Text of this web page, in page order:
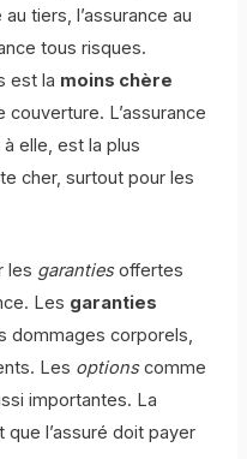
tiers, l’assurance au
tous risques.
est la moins chère
L’assurance
elle, est la plus
cher, surtout pour les
les garantiesoffertes
Les garanties
dommages corporels,
Les optionscomme
importantes. La
que l’assuré doit payer